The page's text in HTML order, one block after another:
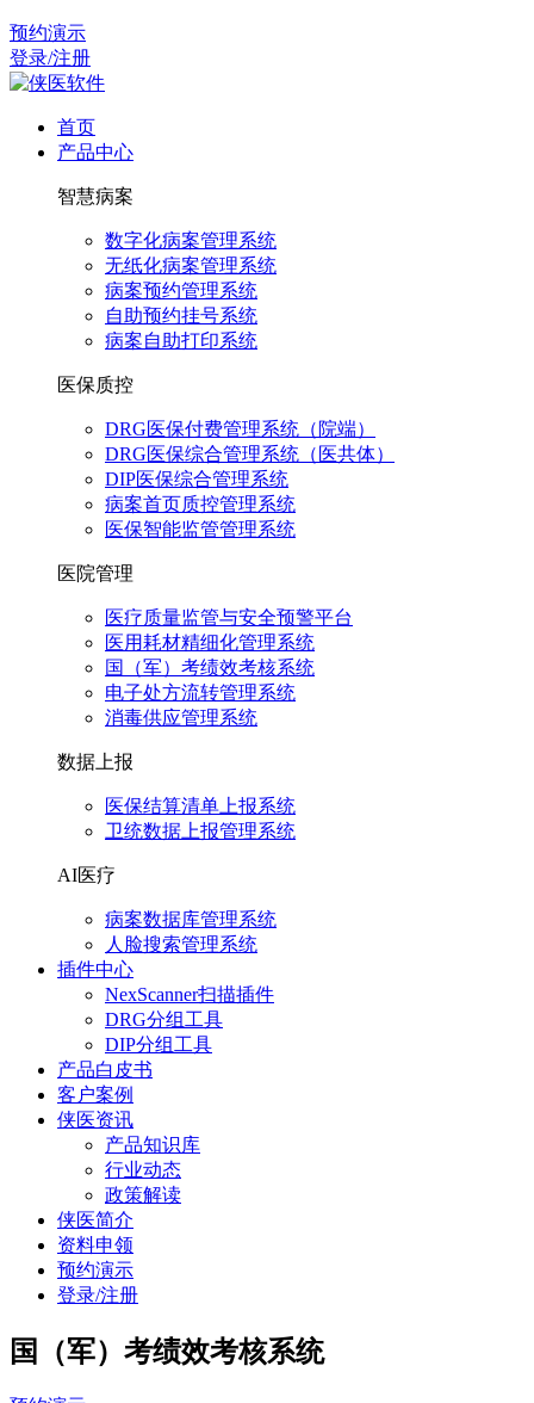
预约演示
登录/注册
首页
产品中心
智慧病案
数字化病案管理系统
无纸化病案管理系统
病案预约管理系统
自助预约挂号系统
病案自助打印系统
医保质控
DRG医保付费管理系统（院端）
DRG医保综合管理系统（医共体）
DIP医保综合管理系统
病案首页质控管理系统
医保智能监管管理系统
医院管理
医疗质量监管与安全预警平台
医用耗材精细化管理系统
国（军）考绩效考核系统
电子处方流转管理系统
消毒供应管理系统
数据上报
医保结算清单上报系统
卫统数据上报管理系统
AI医疗
病案数据库管理系统
人脸搜索管理系统
插件中心
NexScanner扫描插件
DRG分组工具
DIP分组工具
产品白皮书
客户案例
侠医资讯
产品知识库
行业动态
政策解读
侠医简介
资料申领
预约演示
登录/注册
国（军）考绩效考核系统